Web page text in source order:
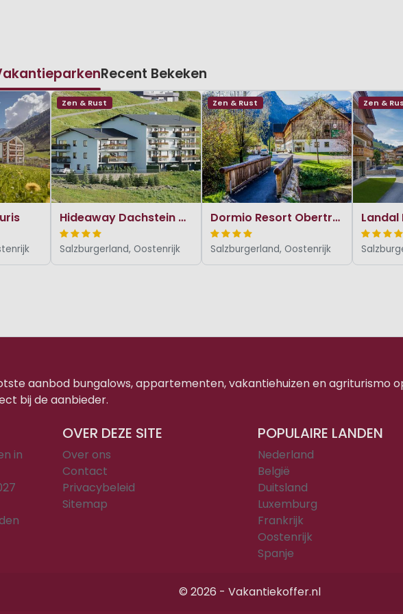
Recent Bekeken
Zen & Rust
Hideaway Dachstein West
Salzburgerland, Oostenrijk
Zen & Rust
Dormio Resort Obertraun
Salzburgerland, Oostenrijk
Zen &
aanbod bungalows, appartementen, vakantiehuizen en agriturismo
bij de aanbieder.
in
OVER DEZE SITE
Over ons
Contact
Privacybeleid
Sitemap
POPULAIRE LANDEN
Nederland
België
Duitsland
Luxemburg
Frankrijk
Oostenrijk
Spanje
© 2026 - Vakantiekoffer.nl